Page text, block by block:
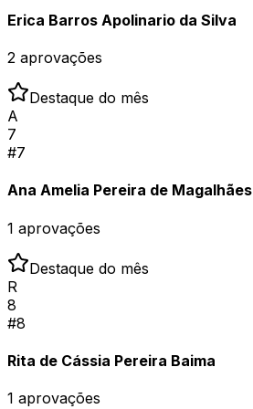
Erica Barros Apolinario da Silva
2 aprovações
Destaque do mês
A
7
#7
Ana Amelia Pereira de Magalhães
1 aprovações
Destaque do mês
R
8
#8
Rita de Cássia Pereira Baima
1 aprovações